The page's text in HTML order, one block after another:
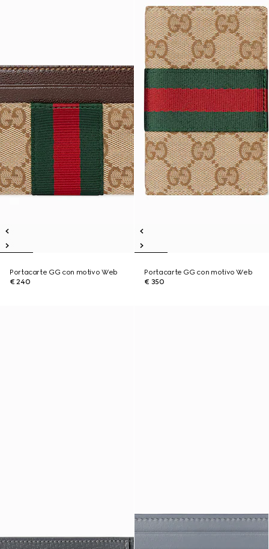
Portacarte GG con motivo Web
€ 240
Portacarte GG con motivo Web
€ 350